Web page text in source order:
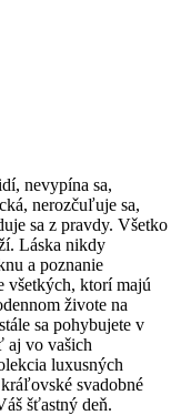
nevypína sa,
nerozčuľuje sa,
sa z pravdy. Všetko
Láska nikdy
a poznanie
všetkých, ktorí majú
živote na
sa pohybujete v
aj vo vašich
luxusných
svadobné
šťastný deň.